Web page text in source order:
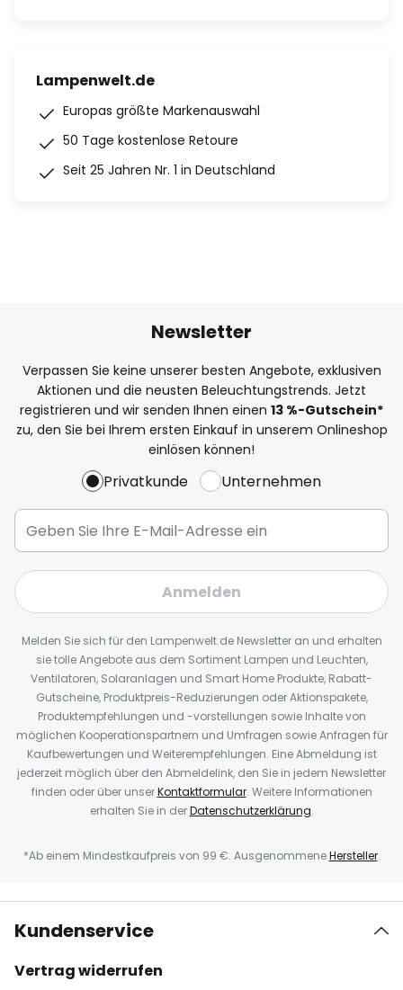
Lampenwelt.de
Europas größte Markenauswahl
50 Tage kostenlose Retoure
Seit 25 Jahren Nr. 1 in Deutschland
Newsletter
Verpassen Sie keine unserer besten Angebote, exklusiven
Aktionen und die neusten Beleuchtungstrends. Jetzt
registrieren und wir senden Ihnen einen 13 %-Gutschein*
zu, den Sie bei Ihrem ersten Einkauf in unserem Onlineshop
einlösen können!
Privatkunde Unternehmen
Anmelden
Melden Sie sich für den Lampenwelt.de Newsletter an und erhalten
sie tolle Angebote aus dem Sortiment Lampen und Leuchten,
Ventilatoren, Solaranlagen und Smart Home Produkte, Rabatt-
Gutscheine, Produktpreis-Reduzierungen oder Aktionspakete,
Produktempfehlungen und -vorstellungen sowie Inhalte von
möglichen Kooperationspartnern und Umfragen sowie Anfragen für
Kaufbewertungen und Weiterempfehlungen. Eine Abmeldung ist
jederzeit möglich über den Abmeldelink, den Sie in jedem Newsletter
finden oder über unserKontaktformular. Weitere Informationen
erhalten Sie in derDatenschutzerklärung.
*Ab einem Mindestkaufpreis von 99 €. AusgenommeneHersteller.
Kundenservice
Vertrag widerrufen